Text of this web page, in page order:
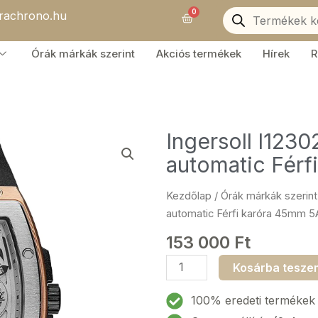
0Kosár
Products
search
Órák márkák szerint Akciós termékek Hírek
Ingersoll
automatic
Kezdőlap / Órák márkák szerint
automatic Férfi karóra 45mm
153 000 Ft
Ingersoll
I12302
The
Kosárba
100% eredeti termékek